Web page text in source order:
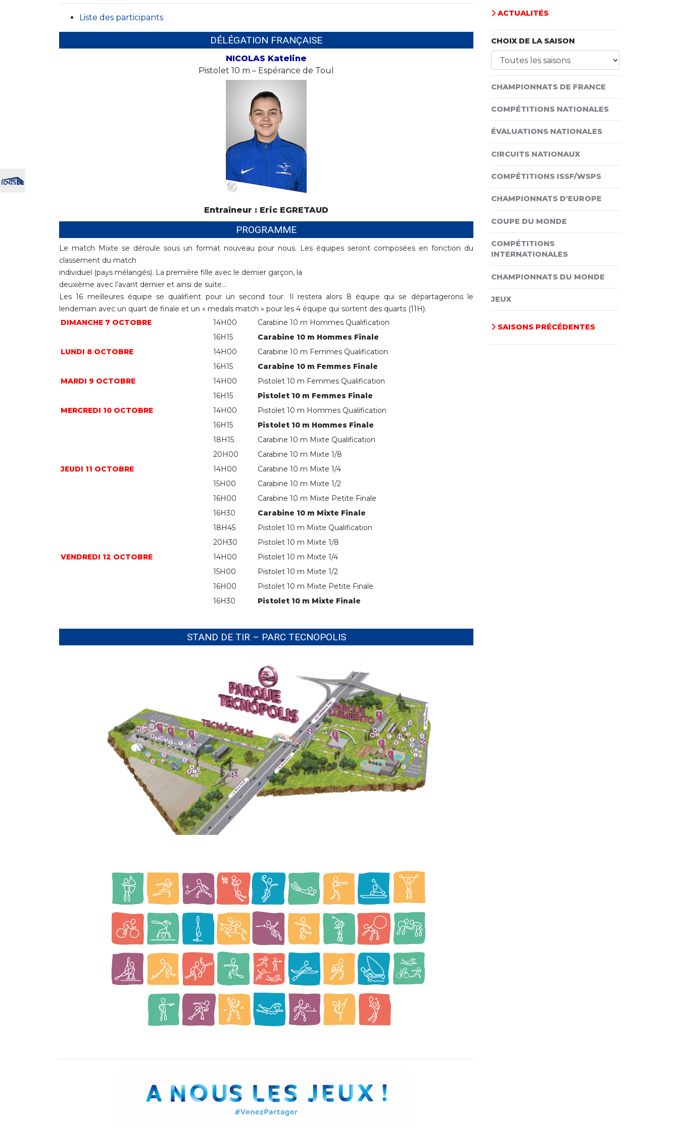
Liste des participants
DÉLÉGATION FRANÇAISE
NICOLAS Kateline
Pistolet 10 m – Espérance de Toul
Entraîneur : Eric EGRETAUD
PROGRAMME
Le match Mixte se déroule sous un format nouveau pour nous. Les équipes seront composées en fonction du
classement du match
individuel (pays mélangés). La première fille avec le dernier garçon, la
deuxième avec l’avant dernier et ainsi de suite…
Les 16 meilleures équipe se qualifient pour un second tour. Il restera alors 8 équipe qui se départagerons le
lendemain avec un quart de finale et un « medals match » pour les 4 équipe qui sortent des quarts (11H).
DIMANCHE 7 OCTOBRE
14H00
Carabine 10 m Hommes Qualification
16H15
Carabine 10 m Hommes Finale
LUNDI 8 OCTOBRE
14H00
Carabine 10 m Femmes Qualification
16H15
Carabine 10 m Femmes Finale
MARDI 9 OCTOBRE
14H00
Pistolet 10 m Femmes Qualification
16H15
Pistolet 10 m Femmes Finale
MERCREDI 10 OCTOBRE
14H00
Pistolet 10 m Hommes Qualification
16H15
Pistolet 10 m Hommes Finale
18H15
Carabine 10 m Mixte Qualification
20H00
Carabine 10 m Mixte 1/8
JEUDI 11 OCTOBRE
14H00
Carabine 10 m Mixte 1/4
15H00
Carabine 10 m Mixte 1/2
16H00
Carabine 10 m Mixte Petite Finale
16H30
Carabine 10 m Mixte Finale
18H45
Pistolet 10 m Mixte Qualification
20H30
Pistolet 10 m Mixte 1/8
VENDREDI 12 OCTOBRE
14H00
Pistolet 10 m Mixte 1/4
15H00
Pistolet 10 m Mixte 1/2
16H00
Pistolet 10 m Mixte Petite Finale
16H30
Pistolet 10 m Mixte Finale
STAND DE TIR – PARC TECNOPOLIS
ACTUALITÉS
CHOIX DE LA SAISON
CHAMPIONNATS DE FRANCE
COMPÉTITIONS NATIONALES
ÉVALUATIONS NATIONALES
CIRCUITS NATIONAUX
COMPÉTITIONS ISSF/WSPS
CHAMPIONNATS D'EUROPE
COUPE DU MONDE
COMPÉTITIONS
INTERNATIONALES
CHAMPIONNATS DU MONDE
JEUX
SAISONS PRÉCÉDENTES